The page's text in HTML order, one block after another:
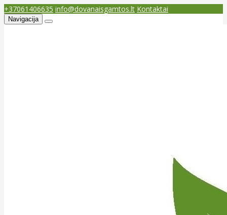
+37061406635 info@dovanaisgamtos.lt Kontaktai
Navigacija